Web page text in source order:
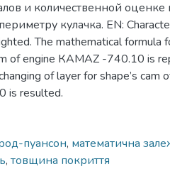
и количественной
кулачка. EN:
Тhе mathematical formula
of engine КАМАZ -740.10 is
of layer for shape’s cam
is resulted.
пуансон, математична
, товщина покриття